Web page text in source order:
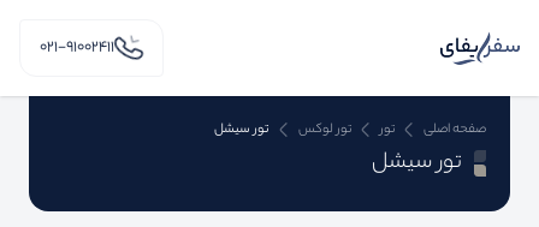
۰۲۱-91002411
صفحه اصلی تور تور لوکس تور سیشل
تور سیشل